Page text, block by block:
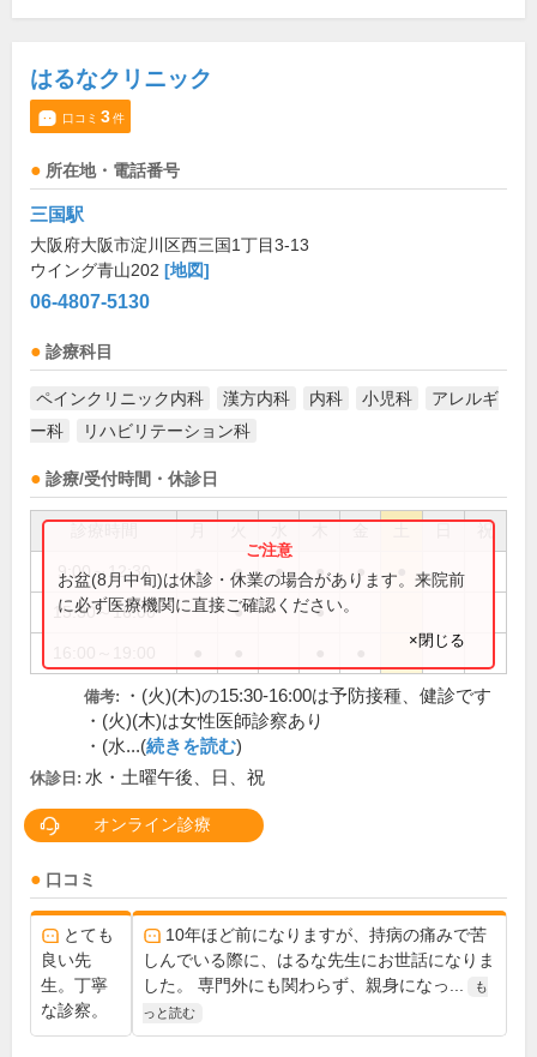
はるなクリニック
口コミ 3件
所在地・電話番号
三国駅
大阪府大阪市淀川区西三国1丁目3-13
ウイング青山202 [地図]
06-4807-5130
診療科目
ペインクリニック内科 漢方内科 内科 小児科
アレルギ
ー科
リハビリテーション科
診療/受付時間・休診日
祝
9:00～12:30 ● ● ● ● ●
15:30～16:00 ● ●
お盆(8月中旬)は休診・休業の場合があります。来院前
に必ず医療機関に直接ご確認ください。
×閉じる
備考:
・(火)(木)の15:30-16:00は予防接種、健診です
・(火)(木)は女性医師診察あり
・(水...(続きを読む)
休診日: 水・土曜午後、日、祝
オンライン診療
口コミ
とても
良い先
生。丁寧
な診察。
10年ほど前になりますが、持病の痛みで苦
しんでいる際に、はるな先生にお世話になりま
した。 専門外にも関わらず、親身になっ...
も
っと読む